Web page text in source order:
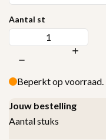
Aantal st
Beperkt op
Jouw bestelling
Aantal stuks